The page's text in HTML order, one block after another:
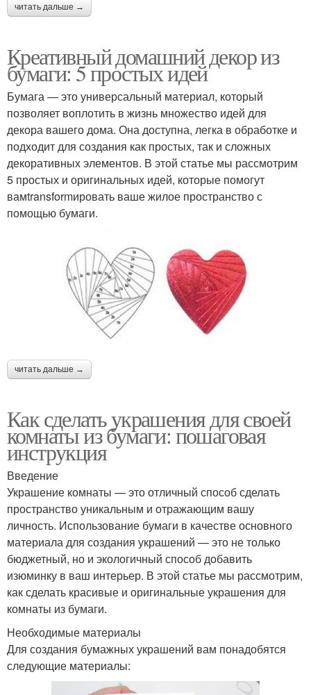
читать дальше →
Креативный домашний декор из
бумаги: 5 простых идей
Бумага — это универсальный материал, который
позволяет воплотить в жизнь множество идей для
декора вашего дома. Она доступна, легка в обработке и
подходит для создания как простых, так и сложных
декоративных элементов. В этой статье мы рассмотрим
5 простых и оригинальных идей, которые помогут
вамtransformировать ваше жилое пространство с
помощью бумаги.
читать дальше →
Как сделать украшения для своей
комнаты из бумаги: пошаговая
инструкция
Введение
Украшение комнаты — это отличный способ сделать
пространство уникальным и отражающим вашу
личность. Использование бумаги в качестве основного
материала для создания украшений — это не только
бюджетный, но и экологичный способ добавить
изюминку в ваш интерьер. В этой статье мы рассмотрим,
как сделать красивые и оригинальные украшения для
комнаты из бумаги.
Необходимые материалы
Для создания бумажных украшений вам понадобятся
следующие материалы: